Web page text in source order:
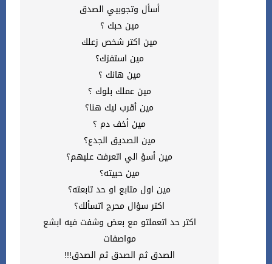
أسأل وتجوبيي الصدق
مين حبك ؟
مين اكتر شخص زعلك
مين استفزك؟
مين هانك ؟
مين عملك بلوك ؟
مين أقرب ليك هنا؟
مين أخف دم ؟
مين الصديق الجدع؟
مين أسؤ الي اتعرفت عليهم؟
مين حبيته؟
مين اول متابع او حد تابعته؟
اكتر سؤال محرج اتسألك؟
اكتر حد اتعملتو مع بعض وشفت فيه ابشع
مواصفات
الصدق ثم الصدق ثم الصدق!!!